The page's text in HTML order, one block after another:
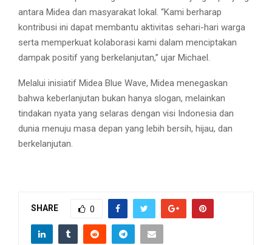
antara Midea dan masyarakat lokal. “Kami berharap
kontribusi ini dapat membantu aktivitas sehari-hari warga
serta memperkuat kolaborasi kami dalam menciptakan
dampak positif yang berkelanjutan,” ujar Michael.
Melalui inisiatif Midea Blue Wave, Midea menegaskan
bahwa keberlanjutan bukan hanya slogan, melainkan
tindakan nyata yang selaras dengan visi Indonesia dan
dunia menuju masa depan yang lebih bersih, hijau, dan
berkelanjutan.
SHARE 0